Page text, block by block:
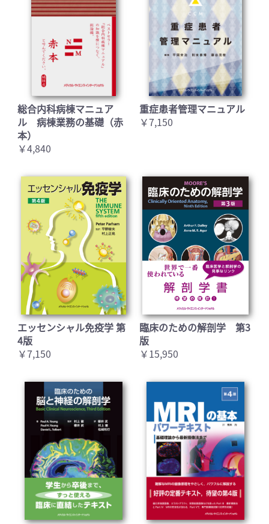
お買い物を続ける カートへ進む
総合内科病棟マニュア
ル 病棟業務の基礎（赤
本）
￥4,840
重症患者管理マニュアル
￥7,150
エッセンシャル免疫学 第
4版
￥7,150
臨床のための解剖学 第3
版
￥15,950